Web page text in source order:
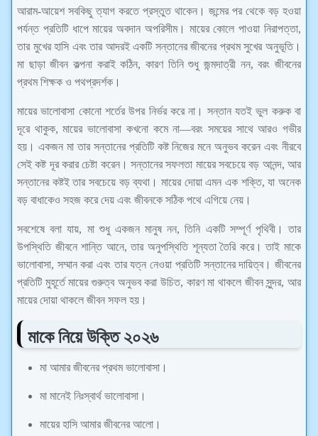
আরাম-আয়েশ সবকিছু ত্যাগ করতে প্রস্তুত থাকেন। জন্মের পর থেকে বড় হওয়া
পর্যন্ত প্রতিটি ধাপে মায়ের অবদান অপরিসীম। মায়ের কোলে পাওয়া নিরাপত্তা,
তার মুখের হাসি এবং তার আদরই একটি সন্তানের জীবনের প্রথম সুখের অনুভূতি।
মা ছাড়া জীবন কল্পনা করাই কঠিন, কারণ তিনি শুধু জন্মদাত্রী নন, বরং জীবনের
প্রথম শিক্ষক ও পথপ্রদর্শক।
মায়ের ভালোবাসা কোনো শর্তের উপর নির্ভর করে না। সন্তান যতই ভুল করুক বা
দূরে থাকুক, মায়ের ভালোবাসা কখনো কমে না—বরং সময়ের সাথে আরও গভীর
হয়। একজন মা তার সন্তানের প্রতিটি কষ্ট নিজের মনে অনুভব করেন এবং নীরবে
সেই কষ্ট দূর করার চেষ্টা করেন। সন্তানের সফলতা মায়ের সবচেয়ে বড় আনন্দ, আর
সন্তানের কষ্টই তার সবচেয়ে বড় ব্যথা। মায়ের দোয়া এমন এক শক্তি, যা অনেক
বড় বাধাকেও সহজ করে দেয় এবং জীবনকে সঠিক পথে এগিয়ে নেয়।
সবশেষে বলা যায়, মা শুধু একজন মানুষ নন, তিনি একটি সম্পূর্ণ পৃথিবী। তার
উপস্থিতি জীবনে শান্তি আনে, তার অনুপস্থিতি শূন্যতা তৈরি করে। তাই মাকে
ভালোবাসা, সম্মান করা এবং তার যত্ন নেওয়া প্রতিটি সন্তানের দায়িত্ব। জীবনের
প্রতিটি মুহূর্তে মায়ের গুরুত্ব অনুভব করা উচিত, কারণ মা থাকলে জীবন সুন্দর, আর
মায়ের দোয়া থাকলে জীবন সফল হয়।
মাকে নিয়ে উক্তি ২০২৬
মা আমার জীবনের প্রথম ভালোবাসা।
মা মানেই নিঃস্বার্থ ভালোবাসা।
মায়ের হাসি আমার জীবনের আলো।